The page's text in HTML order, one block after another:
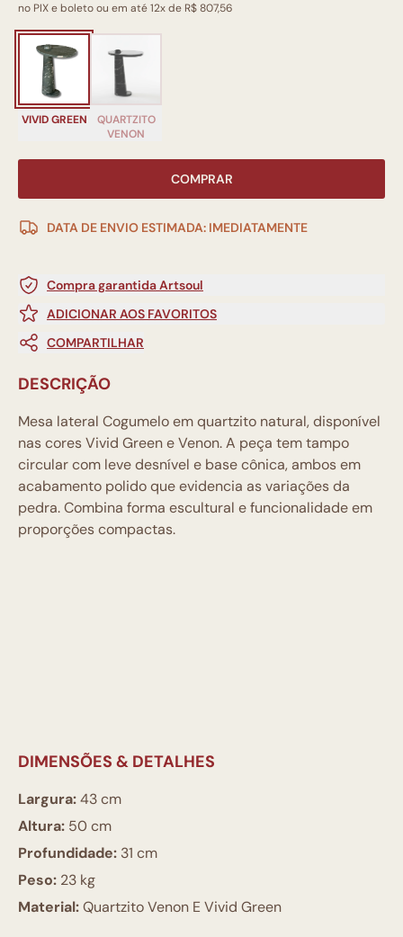
no PIX e boleto ou em até 12x de R$ 807,56
VIVID GREEN
QUARTZITO
VENON
COMPRAR
DATA DE ENVIO ESTIMADA: IMEDIATAMENTE
Compra garantida Artsoul
ADICIONAR AOS FAVORITOS
COMPARTILHAR
DESCRIÇÃO
Mesa lateral Cogumelo em quartzito natural, disponível
nas cores Vivid Green e Venon. A peça tem tampo
circular com leve desnível e base cônica, ambos em
acabamento polido que evidencia as variações da
pedra. Combina forma escultural e funcionalidade em
proporções compactas.
DIMENSÕES & DETALHES
Largura:43 cm
Altura: 50 cm
Profundidade: 31 cm
Peso: 23 kg
Material:Quartzito Venon E Vivid Green